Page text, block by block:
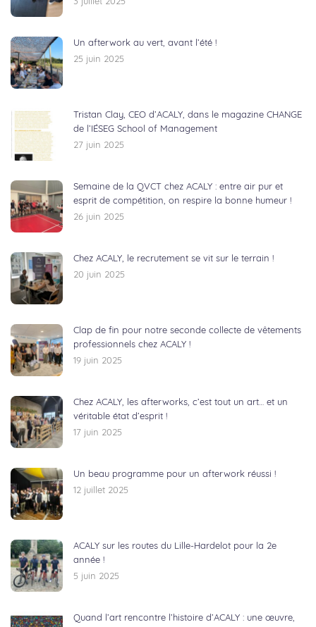
3 juillet 2025
Un afterwork au vert, avant l’été !
25 juin 2025
Tristan Clay, CEO d’ACALY, dans le magazine CHANGE
de l’IÉSEG School of Management
27 juin 2025
Semaine de la QVCT chez ACALY : entre air pur et
esprit de compétition, on respire la bonne humeur !
26 juin 2025
Chez ACALY, le recrutement se vit sur le terrain !
20 juin 2025
Clap de fin pour notre seconde collecte de vêtements
professionnels chez ACALY !
19 juin 2025
Chez ACALY, les afterworks, c’est tout un art… et un
véritable état d’esprit !
17 juin 2025
Un beau programme pour un afterwork réussi !
12 juillet 2025
ACALY sur les routes du Lille-Hardelot pour la 2e
année !
5 juin 2025
Quand l’art rencontre l’histoire d’ACALY : une œuvre,